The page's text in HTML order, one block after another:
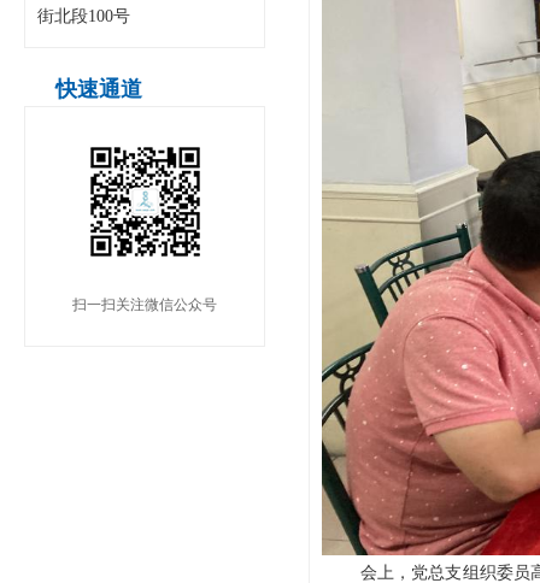
街北段100号
快速通道
扫一扫关注微信公众号
会上，党总支组织委员